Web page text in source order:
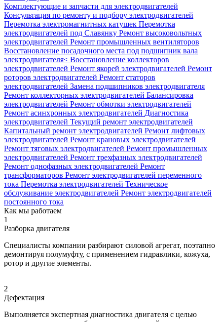
Комплектующие и запчасти для электродвигателей
Консультация по ремонту и подбору электродвигателей
Перемотка электромагнитных катушек Перемотка
электродвигателей под Славянку Ремонт высоковольтных
электродвигателей Ремонт промышленных вентиляторов
Восстановление посадочного места под подшипник вала
электродвигателя< Восстановление коллекторов
электродвигателей Ремонт якорей электродвигателей Ремонт
роторов электродвигателей Ремонт статоров
электродвигателей Замена подшипников электродвигателя
Ремонт коллекторных электродвигателей Балансировка
электродвигателей Ремонт обмотки электродвигателей
Ремонт асинхронных электродвигателей Диагностика
электродвигателей Текущий ремонт электродвигателей
Капитальный ремонт электродвигателей Ремонт лифтовых
электродвигателей Ремонт крановых электродвигателей
Ремонт тяговых электродвигателей Ремонт промышленных
электродвигателей Ремонт трехфазных электродвигателей
Ремонт однофазных электродвигателей Ремонт
трансформаторов Ремонт электродвигателей переменного
тока Перемотка электродвигателей Техническое
обслуживание электродвигателей Ремонт электродвигателей
постоянного тока
Как мы работаем
1
Разборка двигателя
Специалисты компании разбирают силовой агрегат, поэтапно
демонтируя полумуфту, с применением гидравлики, кожуха,
ротор и другие элементы.
2
Дефектация
Выполняется экспертная диагностика двигателя с целью